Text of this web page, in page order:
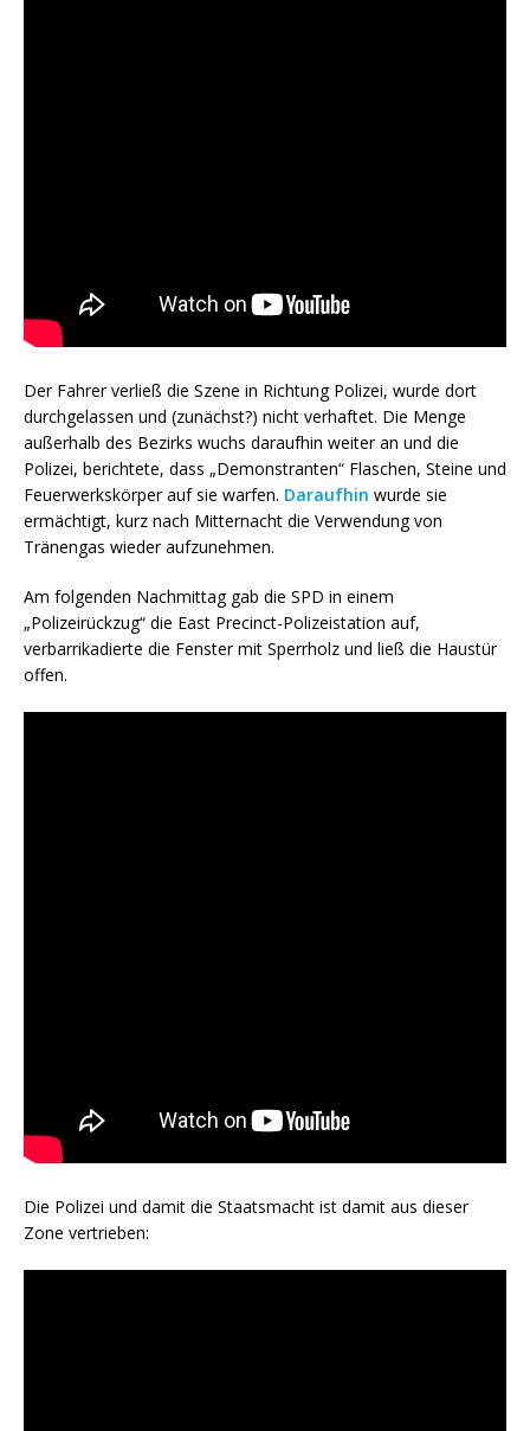
Der Fahrer verließ die Szene in Richtung Polizei, wurde dort
durchgelassen und (zunächst?) nicht verhaftet. Die Menge
außerhalb des Bezirks wuchs daraufhin weiter an und die
Polizei, berichtete, dass „Demonstranten“ Flaschen, Steine ​​und
Feuerwerkskörper auf sie warfen. Daraufhin wurde sie
ermächtigt, kurz nach Mitternacht die Verwendung von
Tränengas wieder aufzunehmen.
Am folgenden Nachmittag gab die SPD in einem
„Polizeirückzug“ die East Precinct-Polizeistation auf,
verbarrikadierte die Fenster mit Sperrholz und ließ die Haustür
offen.
Die Polizei und damit die Staatsmacht ist damit aus dieser
Zone vertrieben: